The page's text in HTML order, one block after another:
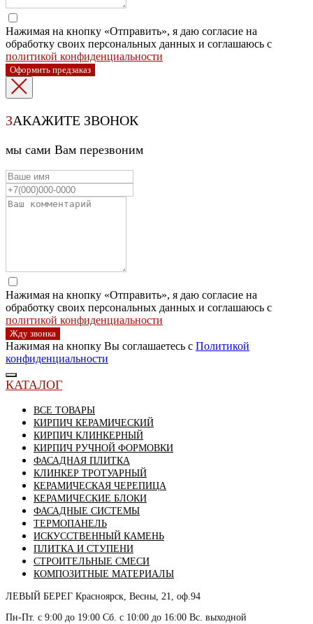
Нажимая на кнопку «Отправить», я даю согласие на
обработку своих персональных данных и соглашаюсь с
политикой конфиденциальности
Оформить предзаказ
ЗАКАЖИТЕ ЗВОНОК
мы сами Вам перезвоним
Нажимая на кнопку «Отправить», я даю согласие на
обработку своих персональных данных и соглашаюсь с
политикой конфиденциальности
Жду звонка
Нажимая на кнопку Вы соглашаетесь с Политикой
конфиденциальности
КАТАЛОГ
ВСЕ ТОВАРЫ
КИРПИЧ КЕРАМИЧЕСКИЙ
КИРПИЧ КЛИНКЕРНЫЙ
КИРПИЧ РУЧНОЙ ФОРМОВКИ
ФАСАДНАЯ ПЛИТКА
КЛИНКЕР ТРОТУАРНЫЙ
КЕРАМИЧЕСКАЯ ЧЕРЕПИЦА
КЕРАМИЧЕСКИЕ БЛОКИ
ФАСАДНЫЕ СИСТЕМЫ
ТЕРМОПАНЕЛЬ
ИСКУССТВЕННЫЙ КАМЕНЬ
ПЛИТКА И СТУПЕНИ
СТРОИТЕЛЬНЫЕ СМЕСИ
КОМПОЗИТНЫЕ МАТЕРИАЛЫ
ЛЕВЫЙ БЕРЕГ Красноярск, Весны, 21, оф.94
Пн-Пт. с 9:00 до 19:00 Сб. с 10:00 до 16:00 Вс. выходной